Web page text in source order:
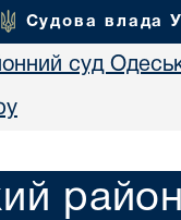
Судова влада
суд